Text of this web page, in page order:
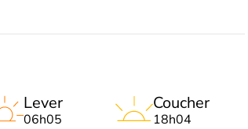
Lever
06h05
Coucher
18h04